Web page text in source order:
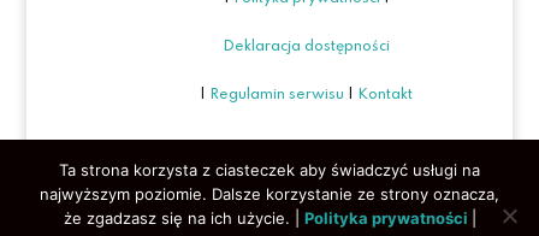
Deklaracja dostępności
Regulamin serwisu Kontakt
Ta strona korzysta z ciasteczek aby świadczyć usługi na
najwyższym poziomie. Dalsze korzystanie ze strony oznacza,
że zgadzasz się na ich użycie. | Polityka prywatności